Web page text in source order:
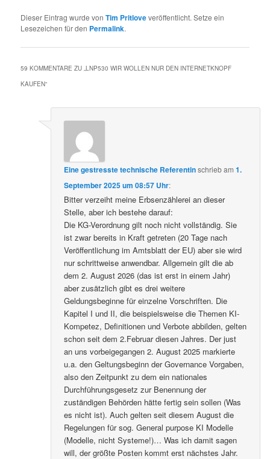
Dieser Eintrag wurde vonTim Pritloveveröffentlicht. Setze ein
Lesezeichen für den Permalink.
59 KOMMENTARE ZU „LNP530 WIR WOLLEN NUR DEN INTERNETKNOPF
KAUFEN“
Eine gestresste technische Referentinschriebam1.
September 2025 um 08:57 Uhr:
Bitter verzeiht meine Erbsenzählerei an dieser
Stelle, aber ich bestehe darauf:
Die KG-Verordnung gilt noch nicht vollständig. Sie
ist zwar bereits in Kraft getreten (20 Tage nach
Veröffentlichung im Amtsblatt der EU) aber sie wird
nur schrittweise anwendbar. Allgemein gilt die ab
dem 2. August 2026 (das ist erst in einem Jahr)
aber zusätzlich gibt es drei weitere
Geldungsbeginne für einzelne Vorschriften. Die
Kapitel I und II, die beispielsweise die Themen KI-
Kompetez, Definitionen und Verbote abbilden, gelten
schon seit dem 2.Februar diesen Jahres. Der just
an uns vorbeigegangen 2. August 2025 markierte
u.a. den Geltungsbeginn der Governance Vorgaben,
also den Zeitpunkt zu dem ein nationales
Durchführungsgesetz zur Benennung der
zuständigen Behörden hätte fertig sein sollen (Was
es nicht ist). Auch gelten seit diesem August die
Regelungen für sog. General purpose KI Modelle
(Modelle, nicht Systeme!)… Was ich damit sagen
will, der größte Posten kommt erst nächstes Jahr.